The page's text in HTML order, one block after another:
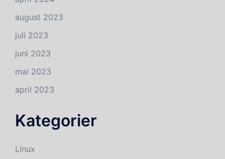
august 2023
juli 2023
juni 2023
mai 2023
april 2023
Kategorier
Linux